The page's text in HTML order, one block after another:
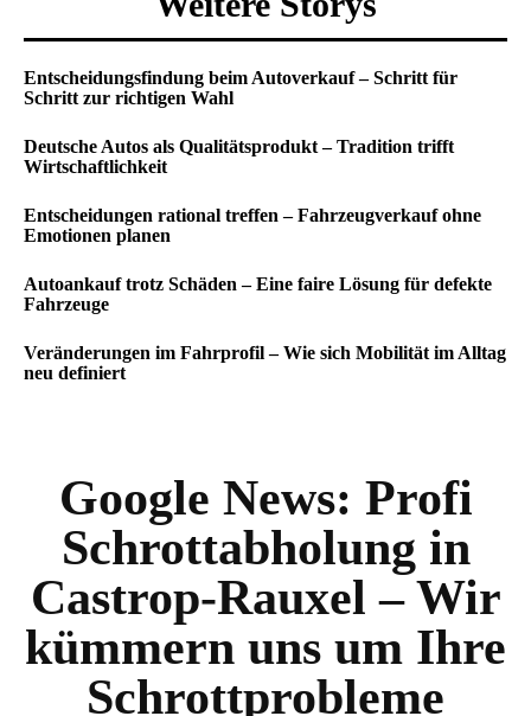
Entscheidungsfindung beim Autoverkauf – Schritt für
Schritt zur richtigen Wahl
Deutsche Autos als Qualitätsprodukt – Tradition trifft
Wirtschaftlichkeit
Entscheidungen rational treffen – Fahrzeugverkauf ohne
Emotionen planen
Autoankauf trotz Schäden – Eine faire Lösung für defekte
Fahrzeuge
Veränderungen im Fahrprofil – Wie sich Mobilität im Alltag
neu definiert
Google News: Profi
Schrottabholung in
Castrop-Rauxel – Wir
kümmern uns um Ihre
Schrottprobleme